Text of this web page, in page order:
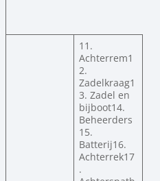
11.
Achterrem1
2.
Zadelkraag1
3. Zadel en
bijboot14.
Beheerders
15.
Batterij16.
Achterrek17
.